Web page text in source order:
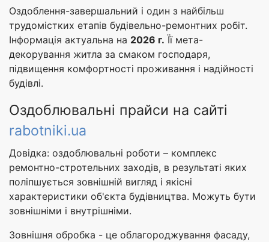
Оздоблення-завершальний і один з найбільш
трудомістких етапів будівельно-ремонтних робіт.
Інформація актуальна на 2026 г. Її мета-
декорування житла за смаком господаря,
підвищення комфортності проживання і надійності
будівлі.
Оздоблювальні прайси на сайті
rabotniki.ua
Довідка: оздоблювальні роботи – комплекс
ремонтно-стротельних заходів, в результаті яких
поліпшується зовнішній вигляд і якісні
характеристики об'єкта будівництва. Можуть бути
зовнішніми і внутрішніми.
Зовнішня обробка - це облагороджування фасаду,